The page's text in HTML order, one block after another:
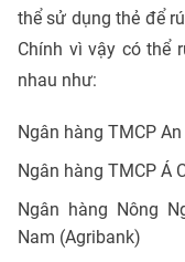
thể sử dụng thẻ để
Chính vì vậy có thể
nhau như:
Ngân hàng TMCP
Ngân hàng TMCP Á
Ngân hàng Nông
Nam (Agribank)